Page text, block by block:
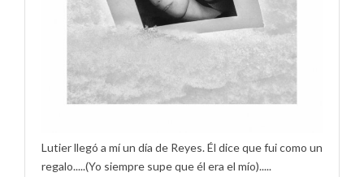
Lutier llegó a mí un día de Reyes. Él dice que fui como un
regalo.....(Yo siempre supe que él era el mío).....